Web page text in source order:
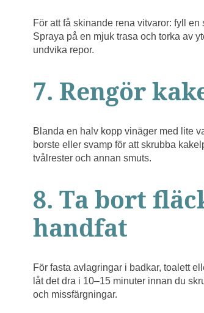
För att få skinande rena vitvaror: fyll
Spraya på en mjuk trasa och torka av
undvika repor.
7. Rengör
Blanda en halv kopp vinäger med lite
borste eller svamp för att skrubba
tvålrester och annan smuts.
8. Ta bort
handfat
För fasta avlagringar i badkar, toalett
låt det dra i 10–15 minuter innan du
och missfärgningar.